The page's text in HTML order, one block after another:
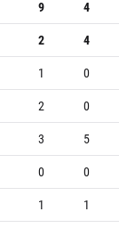
9 4
2 4
1 0
2 0
3 5
0 0
1 1